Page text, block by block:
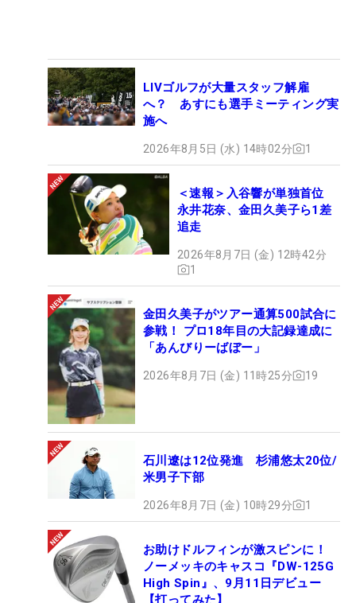
LIVゴルフが大量スタッフ解雇
へ？ あすにも選手ミーティング実
施へ
2026年8月5日 (水) 14時02分 1
＜速報＞入谷響が単独首位
永井花奈、金田久美子ら1差
追走
2026年8月7日 (金) 12時42分
1
金田久美子がツアー通算500試合に
参戦！ プロ18年目の大記録達成に
「あんびりーばぼー」
2026年8月7日 (金) 11時25分 19
石川遼は12位発進 杉浦悠太20位/
米男子下部
2026年8月7日 (金) 10時29分 1
お助けドルフィンが激スピンに！
ノーメッキのキャスコ『DW-125G
High Spin』、9月11日デビュー
【打ってみた】